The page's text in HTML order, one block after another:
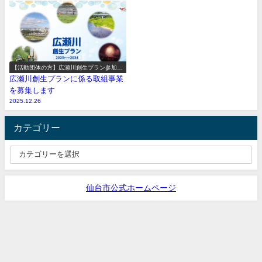
【活動団体の方】広瀬川創生プラン参加事
業の募集
広瀬川創生プランに係る取組事業
を募集します
2025.12.26
カテゴリー
仙台市公式ホームページ